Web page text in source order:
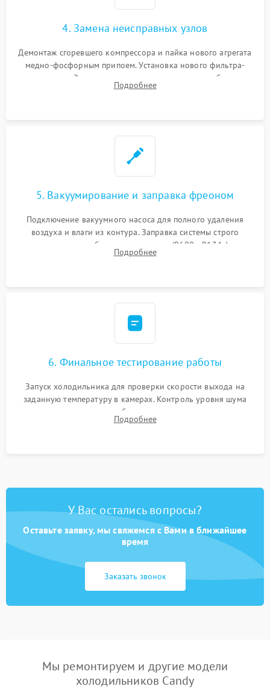
4. Замена неисправных узлов
Демонтаж сгоревшего компрессора и пайка нового агрегата
медно-фосфорным припоем. Установка нового фильтра-
осушителя. Замена изношенных вентиляторов обдува,
сломанных заслонок или поврежденных дверных петель.
Подробнее
5. Вакуумирование и заправка фреоном
Подключение вакуумного насоса для полного удаления
воздуха и влаги из контура. Заправка системы строго
дозированным объемом хладагента (R600a, R134a) по
электронным весам. Контроль рабочего давления в системе.
Подробнее
6. Финальное тестирование работы
Запуск холодильника для проверки скорости выхода на
заданную температуру в камерах. Контроль уровня шума
компрессора, отсутствия обмерзания стенок и корректного
срабатывания системы автоматической оттайки.
Подробнее
У Вас остались вопросы?
Оставьте заявку, мы свяжемся с Вами в ближайшее
время
Заказать звонок
Мы ремонтируем и другие модели
холодильников Candy